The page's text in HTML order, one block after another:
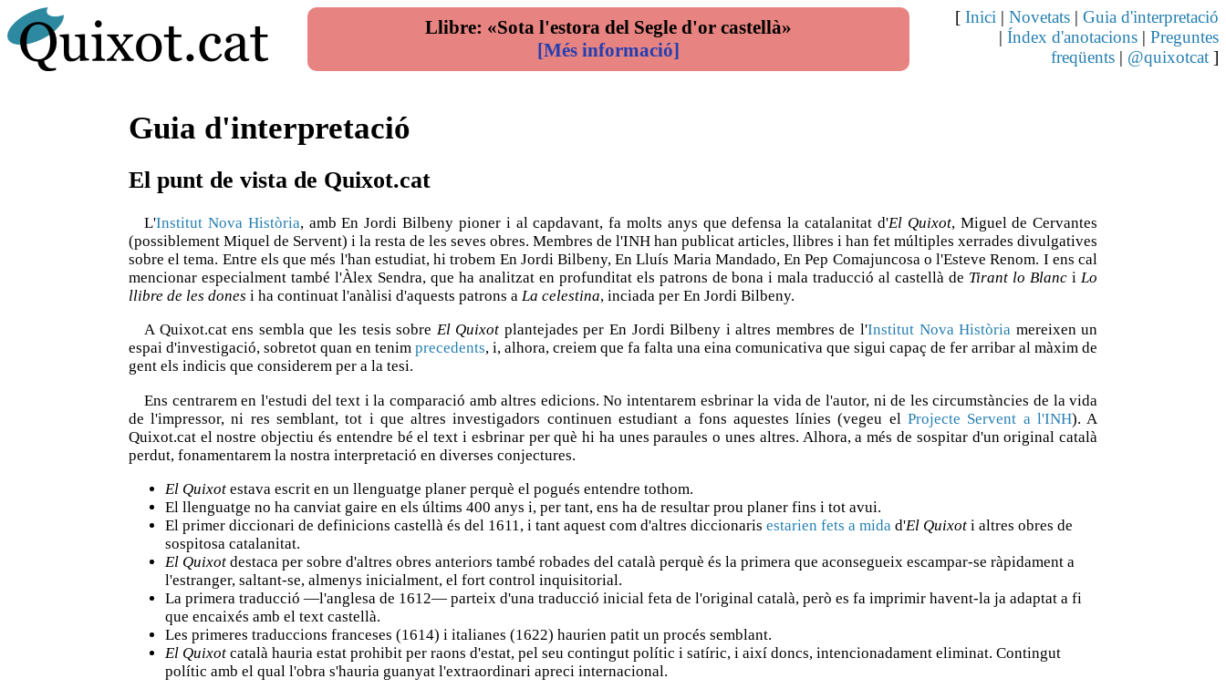
Llibre: «Sota l'estora del Segle d'or castellà»
[Més informació]
[ Inici | Novetats | Guia d'interpretació
| Índex d'anotacions | Preguntes
freqüents | @quixotcat ]
Guia d'interpretació
El punt de vista de Quixot.cat
L'Institut Nova Història, amb En Jordi Bilbeny pioner i al capdavant, fa molts anys que defensa la catalanitat d'El Quixot, Miguel de Cervantes
(possiblement Miquel de Servent) i la resta de les seves obres. Membres de l'INH han publicat articles, llibres i han fet múltiples xerrades divulgatives
sobre el tema. Entre els que més l'han estudiat, hi trobem En Jordi Bilbeny, En Lluís Maria Mandado, En Pep Comajuncosa o l'Esteve Renom. I ens cal
mencionar especialment també l'Àlex Sendra, que ha analitzat en profunditat els patrons de bona i mala traducció al castellà de Tirant lo Blanc iLo
llibre de les dones i ha continuat l'anàlisi d'aquests patrons a La celestina, inciada per En Jordi Bilbeny.
A Quixot.cat ens sembla que les tesis sobre El Quixot plantejades per En Jordi Bilbeny i altres membres de l'Institut Nova Història mereixen un
espai d'investigació, sobretot quan en tenim precedents, i, alhora, creiem que fa falta una eina comunicativa que sigui capaç de fer arribar al màxim de
gent els indicis que considerem per a la tesi.
Ens centrarem en l'estudi del text i la comparació amb altres edicions. No intentarem esbrinar la vida de l'autor, ni de les circumstàncies de la vida
de l'impressor, ni res semblant, tot i que altres investigadors continuen estudiant a fons aquestes línies (vegeu elProjecte Servent a l'INH). A
Quixot.cat el nostre objectiu és entendre bé el text i esbrinar per què hi ha unes paraules o unes altres. Alhora, a més de sospitar d'un original català
perdut, fonamentarem la nostra interpretació en diverses conjectures.
El Quixotestava escrit en un llenguatge planer perquè el pogués entendre tothom.
El llenguatge no ha canviat gaire en els últims 400 anys i, per tant, ens ha de resultar prou planer fins i tot avui.
El primer diccionari de definicions castellà és del 1611, i tant aquest com d'altres diccionaris estarien fets a midad'El Quixoti altres obres de
sospitosa catalanitat.
El Quixotdestaca per sobre d'altres obres anteriors també robades del català perquè és la primera que aconsegueix escampar-se ràpidament a
l'estranger, saltant-se, almenys inicialment, el fort control inquisitorial.
La primera traducció —l'anglesa de 1612— parteix d'una traducció inicial feta de l'original català, però es fa imprimir havent-la ja adaptat a fi
que encaixés amb el text castellà.
Les primeres traduccions franceses (1614) i italianes (1622) haurien patit un procés semblant.
El Quixotcatalà hauria estat prohibit per raons d'estat, pel seu contingut polític i satíric, i així doncs, intencionadament eliminat. Contingut
polític amb el qual l'obra s'hauria guanyat l'extraordinari apreci internacional.